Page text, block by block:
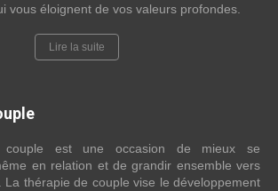
vous éloignent de vos valeurs profondes.
Lire la suite
est une occasion de mieux se
en relation et de grandir ensemble vers
La thérapie de couple vise le développement